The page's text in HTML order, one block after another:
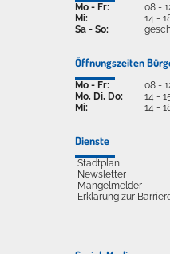
Mo - Fr:
Mi:
Sa - So:
08 -
14 -
Öffnungszeiten
Mo - Fr:
Mo, Di, Do:
Mi:
08 -
14 -
14 -
Dienste
Stadtplan
Newsletter
Mängelmelder
Erklärung zur